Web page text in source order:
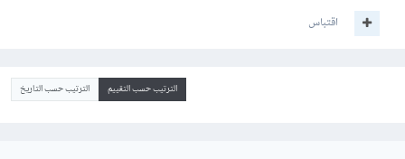
اقتباس
الترتيب حسب التقييم الترتيب حسب التاريخ